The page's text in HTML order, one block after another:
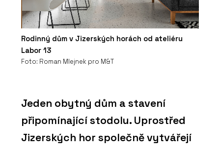
Rodinný dům v Jizerských horách od ateliéru
Labor 13
Foto: Roman Mlejnek pro M&T
Jeden obytný dům a stavení
připomínající stodolu. Uprostřed
Jizerských hor společně vytvářejí